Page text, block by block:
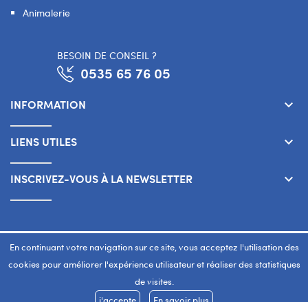
En continuant votre navigation sur ce site, vous acceptez l'utilisation des
cookies pour améliorer l'expérience utilisateur et réaliser des statistiques
de visites.
Animalerie
BESOIN DE CONSEIL ?
0535 65 76 05
INFORMATION keyboard_arrow_down
LIENS UTILES keyboard_arrow_down
INSCRIVEZ-VOUS À LA NEWSLETTER keyboard_arrow_down
Copyright 2026 © SMART WAY Tous droits réservés.
www.smart-way.ma